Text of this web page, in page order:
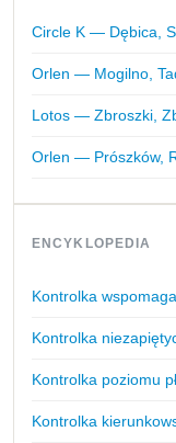
Circle K — Dębica,
Orlen — Mogilno,
Lotos — Zbroszki,
Orlen — Prószków,
ENCYKLOPEDIA
Kontrolka
Kontrolka
Kontrolka poziomu
Kontrolka